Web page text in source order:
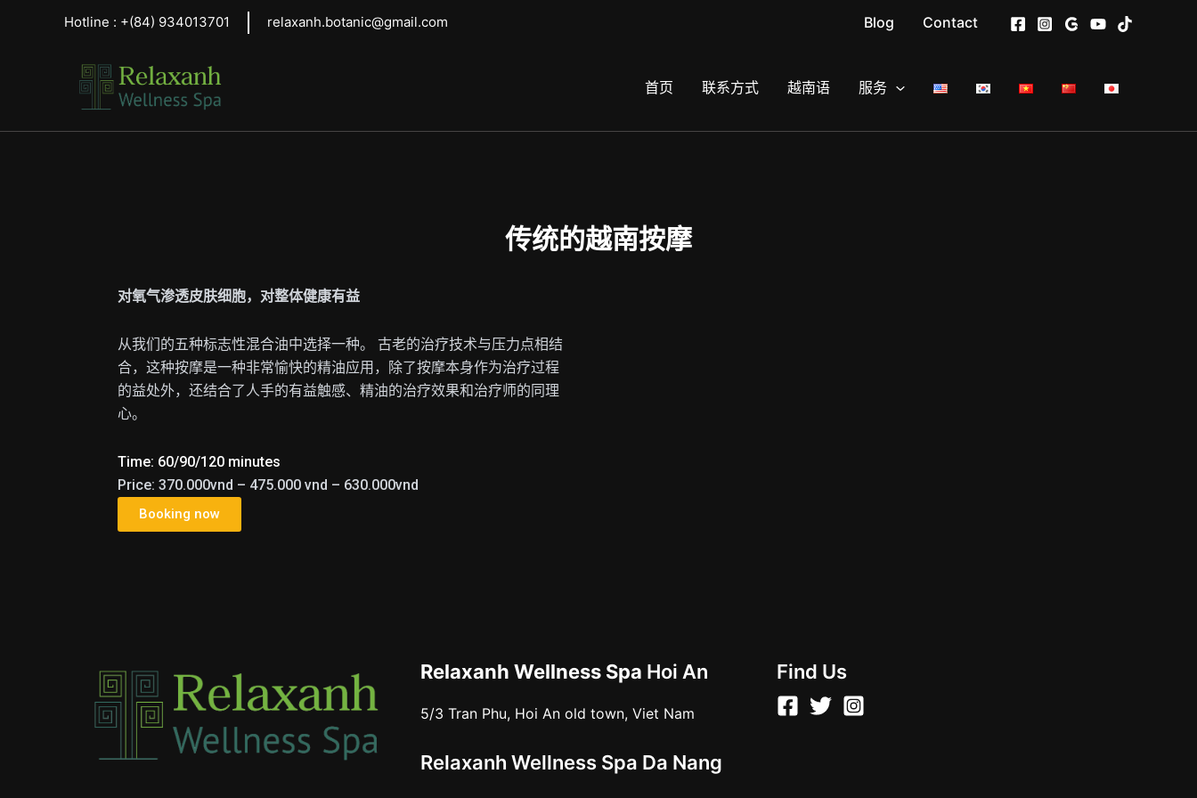
Hotline : +(84) 934013701 relaxanh.botanic@gmail.com Blog Contact
首页 联系方式 越南语 服务
传统的越南按摩
对氧气渗透皮肤细胞，对整体健康有益
从我们的五种标志性混合油中选择一种。 古老的治疗技术与压力点相结
合，这种按摩是一种非常愉快的精油应用，除了按摩本身作为治疗过程
的益处外，还结合了人手的有益触感、精油的治疗效果和治疗师的同理
心。
Time: 60/90/120 minutes
Price: 370.000vnd – 475.000 vnd – 630.000vnd
Booking now
Relaxanh Wellness Spa Hoi An
5/3 Tran Phu, Hoi An old town, Viet Nam
Relaxanh Wellness Spa Da Nang
Find Us